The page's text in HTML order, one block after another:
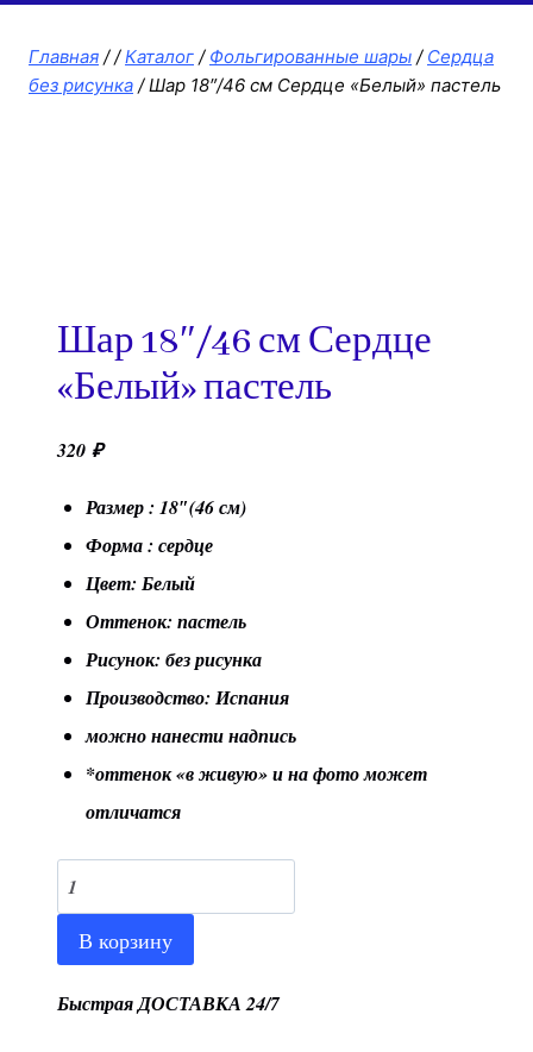
Главная / / Каталог / Фольгированные шары / Сердца
без рисунка / Шар 18″/46 см Сердце «Белый» пастель
Шар 18″/46 см Сердце
«Белый» пастель
320 ₽
Размер : 18″(46 см)
Форма : сердце
Цвет: Белый
Оттенок: пастель
Рисунок: без рисунка
Производство: Испания
можно нанести надпись
*оттенок «в живую» и на фото может
отличатся
Количество
товара
Шар
18"/46
В корзину
Быстрая ДОСТАВКА 24/7